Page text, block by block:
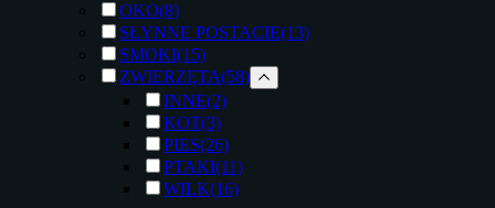
OKO(8)
SŁYNNE POSTACIE(13)
SMOKI(15)
ZWIERZĘTA(58)
INNE(2)
KOT(3)
PIES(26)
PTAKI(11)
WILK(16)